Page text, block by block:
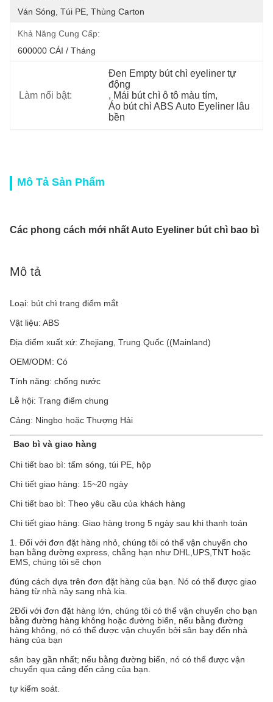
Ván Sóng, Túi PE, Thùng Carton
Khả Năng Cung Cấp:
600000 CÁI / Tháng
Làm nổi bật:
Đen Empty bút chì eyeliner tự
động
, Mái bút chì ô tô màu tím,
Áo bút chì ABS Auto Eyeliner lâu
bền
Mô Tả Sản Phẩm
Các phong cách mới nhất Auto Eyeliner bút chì bao bì
Mô tả
Loại: bút chì trang điểm mắt
Vật liệu: ABS
Địa điểm xuất xứ: Zhejiang, Trung Quốc ((Mainland)
OEM/ODM: Có
Tính năng: chống nước
Lễ hội: Trang điểm chung
Cảng: Ningbo hoặc Thượng Hải
Bao bì và giao hàng
Chi tiết bao bì: tấm sóng, túi PE, hộp
Chi tiết giao hàng: 15~20 ngày
Chi tiết bao bì: Theo yêu cầu của khách hàng
Chi tiết giao hàng: Giao hàng trong 5 ngày sau khi thanh toán
1. Đối với đơn đặt hàng nhỏ, chúng tôi có thể vận chuyển cho
bạn bằng đường express, chẳng hạn như DHL,UPS,TNT hoặc
EMS, chúng tôi sẽ chọn
đúng cách dựa trên đơn đặt hàng của bạn. Nó có thể được giao
hàng từ nhà này sang nhà kia.
2Đối với đơn đặt hàng lớn, chúng tôi có thể vận chuyển cho bạn
bằng đường hàng không hoặc đường biển, nếu bằng đường
hàng không, nó có thể được vận chuyển bởi sân bay đến nhà
hàng của bạn
sân bay gần nhất; nếu bằng đường biển, nó có thể được vận
chuyển qua cảng đến cảng của bạn.
tự kiểm soát.